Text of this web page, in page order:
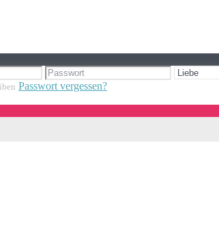
Passwort vergessen?